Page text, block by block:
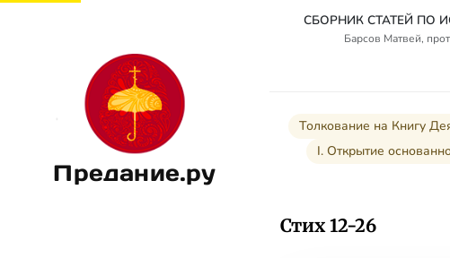
Предание.ру
Барсов Матвей,
Толкование на Книгу
I. Открытие
Стих 12-26